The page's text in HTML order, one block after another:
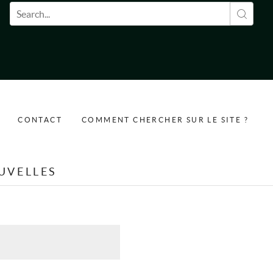
Formulaire de recherche
CONTACT COMMENT CHERCHER SUR LE SITE ?